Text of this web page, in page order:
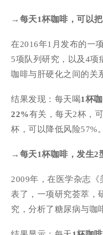
→每天1杯咖啡，可以
在2016年1月发布的一
5项队列研究，以及4项
咖啡与肝硬化之间的关
结果发现：每天喝1杯
22%有关，每天2杯，
杯，可以降低风险57%。
→每天1杯咖啡，发生2
2009年，在医学杂志
表了，一项研究荟萃，
究，分析了糖尿病与咖